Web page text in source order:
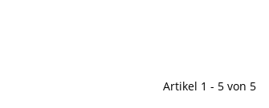
Artikel 1 - 5 von 5